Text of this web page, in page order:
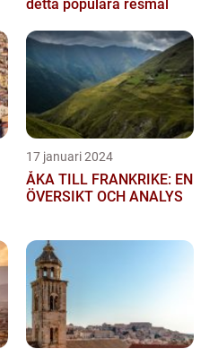
detta populära resmål
17 januari 2024
ÅKA TILL FRANKRIKE: EN
ÖVERSIKT OCH ANALYS